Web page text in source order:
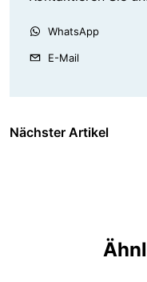
WhatsApp
E-Mail
Nächster Artikel